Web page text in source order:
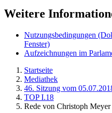
Weitere
Nutzungsbedingungen
Fenster)
Aufzeichnungen im
Startseite
Mediathek
46. Sitzung vom
TOP I.18
Rede von Christoph Meyer